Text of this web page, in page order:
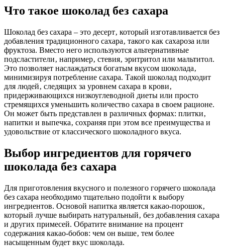
Что такое шоколад без сахара
Шоколад без сахара – это десерт‚ который изготавливается без
добавления традиционного сахара‚ такого как сахароза или
фруктоза. Вместо него используются альтернативные
подсластители‚ например‚ стевия‚ эритритол или мальтитол.
Это позволяет наслаждаться богатым вкусом шоколада‚
минимизируя потребление сахара. Такой шоколад подходит
для людей‚ следящих за уровнем сахара в крови‚
придерживающихся низкоуглеводной диеты или просто
стремящихся уменьшить количество сахара в своем рационе.
Он может быть представлен в различных формах: плитки‚
напитки и выпечка‚ сохраняя при этом все преимущества и
удовольствие от классического шоколадного вкуса.
Выбор ингредиентов для горячего
шоколада без сахара
Для приготовления вкусного и полезного горячего шоколада
без сахара необходимо тщательно подойти к выбору
ингредиентов. Основой напитка является какао-порошок‚
который лучше выбирать натуральный‚ без добавления сахара
и других примесей. Обратите внимание на процент
содержания какао-бобов: чем он выше‚ тем более
насыщенным будет вкус шоколада.